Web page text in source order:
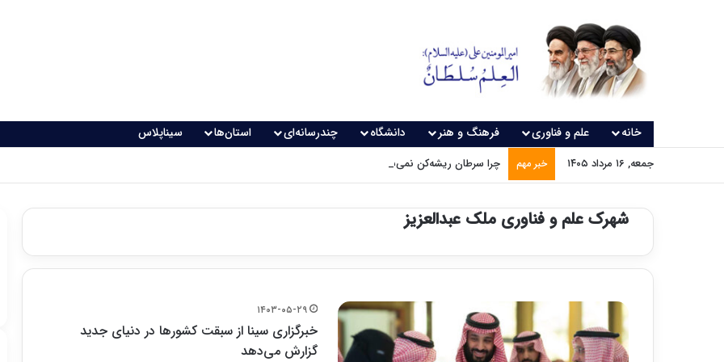
خانه علم و فناوری فرهنگ و هنر دانشگاه چندرسانه‌ای استان‌ها سیناپلاس
جمعه, ۱۶ مرداد ۱۴۰۵ خبر مهم چرا سرطان ریشه‌کن نمی‌شود؟
شهرک علم و فناوری ملک عبدالعزیز
۱۴۰۳-۰۵-۲۹
خبرگزاری سینا از سبقت کشورها در دنیای جدید
گزارش می‌دهد